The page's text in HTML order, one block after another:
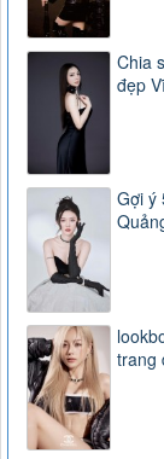
Chia
đẹp
Gợi ý
trang